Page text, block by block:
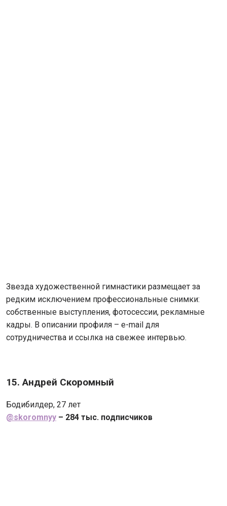
Звезда художественной гимнастики размещает за
редким исключением профессиональные снимки:
собственные выступления, фотосессии, рекламные
кадры. В описании профиля – e-mail для
сотрудничества и ссылка на свежее интервью.
15. Андрей Скоромный
Бодибилдер, 27 лет
@skoromnyy – 284 тыс. подписчиков